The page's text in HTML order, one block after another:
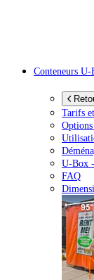
Conteneurs U-
Tarifs
U-Box -
FAQ